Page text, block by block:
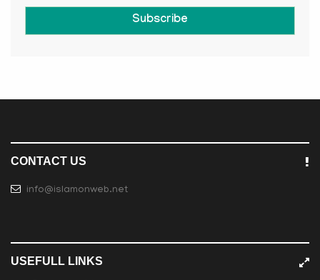
Subscribe
CONTACT US
info@islamonweb.net
USEFULL LINKS